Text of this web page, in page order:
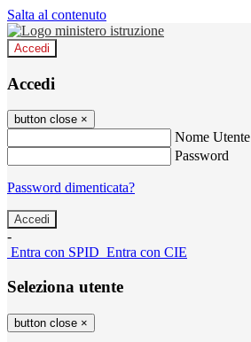
Salta al contenuto
Accedi
Accedi
button close ×
Nome Utente
Password
Password dimenticata?
-
Entra con SPID Entra con CIE
Seleziona utente
button close ×